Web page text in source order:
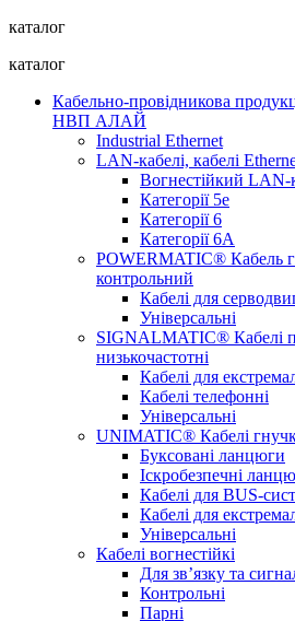
каталог
каталог
Кабельно-провідникова
НВП АЛАЙ
Industrial Ethernet
LAN-кабелі, кабелі
Вогнестійкий LAN-
Категорії 5е
Категорії 6
Категорії 6А
POWERMATIC® Кабель
контрольний
Кабелі для
Універсальні
SIGNALMATIC® Кабелі
низькочастотні
Кабелі для
Кабелі телефонні
Універсальні
UNIMATIC® Кабелі
Буксовані ланцюги
Іскробезпечні
Кабелі для BUS-
Кабелі для
Універсальні
Кабелі вогнестійкі
Для зв’язку та
Контрольні
Парні